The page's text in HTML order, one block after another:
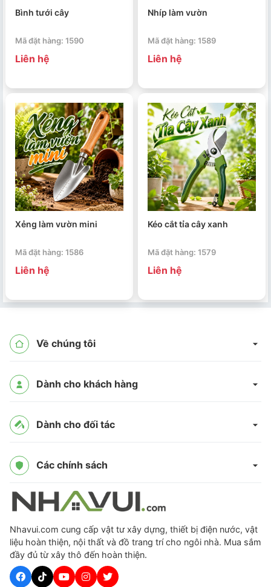
Bình tưới cây
Mã đặt hàng: 1590
Liên hệ
Nhíp làm vườn
Mã đặt hàng: 1589
Liên hệ
Xẻng làm vườn mini
Mã đặt hàng: 1586
Liên hệ
Kéo cắt tỉa cây xanh
Mã đặt hàng: 1579
Liên hệ
Về chúng tôi
Dành cho khách hàng
Dành cho đối tác
Các chính sách
Nhavui.com cung cấp vật tư xây dựng, thiết bị điện nước, vật
liệu hoàn thiện, nội thất và đồ trang trí cho ngôi nhà. Mua sắm
đầy đủ từ xây thô đến hoàn thiện.